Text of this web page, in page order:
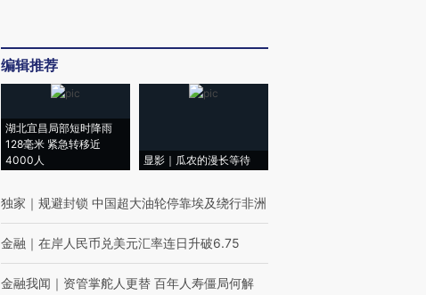
编辑推荐
湖北宜昌局部短时降雨
128毫米 紧急转移近
4000人
显影｜瓜农的漫长等待
独家 ｜ 规避封锁 中国超大油轮停靠埃及绕行非洲
金融 ｜ 在岸人民币兑美元汇率连日升破6.75
金融我闻 ｜ 资管掌舵人更替 百年人寿僵局何解